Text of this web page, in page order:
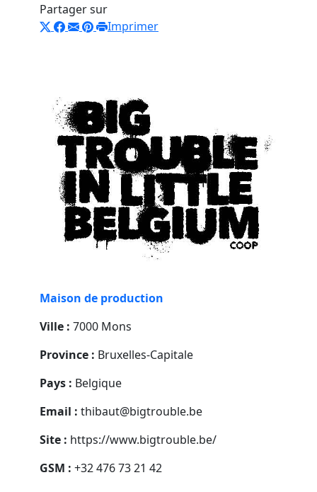
Partager sur
Imprimer
Maison de production
Ville : 7000 Mons
Province : Bruxelles-Capitale
Pays : Belgique
Email : thibaut@bigtrouble.be
Site : https://www.bigtrouble.be/
GSM : +32 476 73 21 42